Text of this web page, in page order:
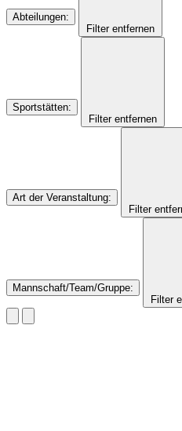
Abteilungen:
Filter entfernen
Sportstätten:
Filter entfernen
Art der Veranstaltung:
Filter
Mannschaft/Team/Gruppe:
Filter